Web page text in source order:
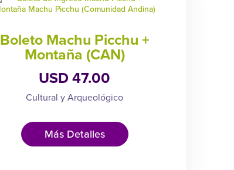
Boleto Machu Picchu +
Montaña (CAN)
USD 47.00
Cultural y Arqueológico
Más Detalles